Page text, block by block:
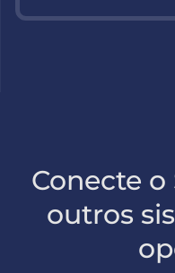
Conecte
outros